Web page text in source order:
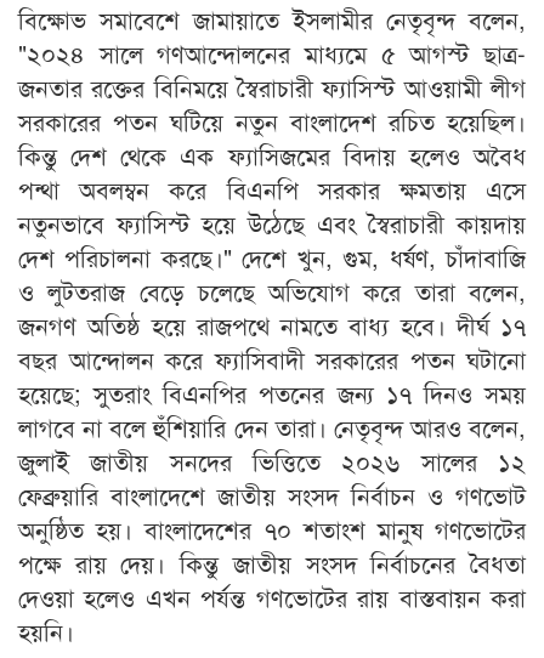
বিক্ষোভ সমাবেশে জামায়াতে ইসলামীর নেতৃবৃন্দ বলেন,
"২০২৪ সালে গণআন্দোলনের মাধ্যমে ৫ আগস্ট ছাত্র-
জনতার রক্তের বিনিময়ে স্বৈরাচারী ফ্যাসিস্ট আওয়ামী লীগ
সরকারের পতন ঘটিয়ে নতুন বাংলাদেশ রচিত হয়েছিল।
কিন্তু দেশ থেকে এক ফ্যাসিজমের বিদায় হলেও অবৈধ
পন্থা অবলম্বন করে বিএনপি সরকার ক্ষমতায় এসে
নতুনভাবে ফ্যাসিস্ট হয়ে উঠেছে এবং স্বৈরাচারী কায়দায়
দেশ পরিচালনা করছে।" দেশে খুন, গুম, ধর্ষণ, চাঁদাবাজি
ও লুটতরাজ বেড়ে চলেছে অভিযোগ করে তারা বলেন,
জনগণ অতিষ্ঠ হয়ে রাজপথে নামতে বাধ্য হবে। দীর্ঘ ১৭
বছর আন্দোলন করে ফ্যাসিবাদী সরকারের পতন ঘটানো
হয়েছে; সুতরাং বিএনপির পতনের জন্য ১৭ দিনও সময়
লাগবে না বলে হুঁশিয়ারি দেন তারা। নেতৃবৃন্দ আরও বলেন,
জুলাই জাতীয় সনদের ভিত্তিতে ২০২৬ সালের ১২
ফেব্রুয়ারি বাংলাদেশে জাতীয় সংসদ নির্বাচন ও গণভোট
অনুষ্ঠিত হয়। বাংলাদেশের ৭০ শতাংশ মানুষ গণভোটের
পক্ষে রায় দেয়। কিন্তু জাতীয় সংসদ নির্বাচনের বৈধতা
দেওয়া হলেও এখন পর্যন্ত গণভোটের রায় বাস্তবায়ন করা
হয়নি।